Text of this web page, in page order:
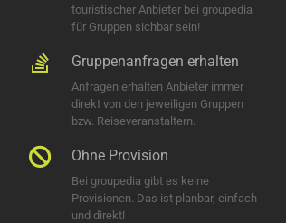
touristischer Anbieter bei groupedia
für Gruppen sichbar sein!
Gruppenanfragen erhalten
Anfragen erhalten Anbieter immer
direkt von den jeweiligen Gruppen
bzw. Reiseveranstaltern.
Ohne Provision
Bei groupedia gibt es keine
Provisionen. Das ist planbar, einfach
und direkt!